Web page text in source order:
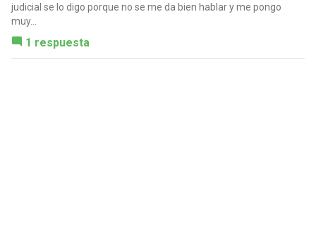
judicial se lo digo porque no se me da bien hablar y me pongo
muy...
1 respuesta